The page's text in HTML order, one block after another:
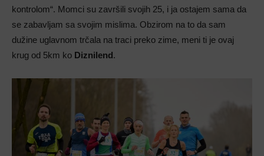
kontrolom“. Momci su završili svojih 25, i ja ostajem sama da
se zabavljam sa svojim mislima. Obzirom na to da sam
dužine uglavnom trčala na traci preko zime, meni ti je ovaj
krug od 5km ko Diznilend.